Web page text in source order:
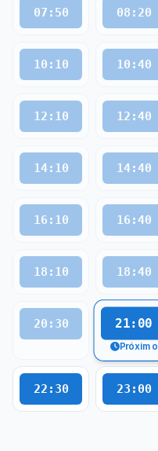
07:50 08:20
10:10 10:40
12:10 12:40
14:10 14:40
16:10 16:40
18:10 18:40
20:30 21:00
Próximo
22:30 23:00